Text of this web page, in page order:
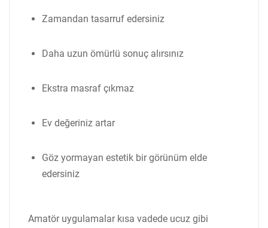
Zamandan tasarruf edersiniz
Daha uzun ömürlü sonuç alırsınız
Ekstra masraf çıkmaz
Ev değeriniz artar
Göz yormayan estetik bir görünüm elde
edersiniz
Amatör uygulamalar kısa vadede ucuz gibi